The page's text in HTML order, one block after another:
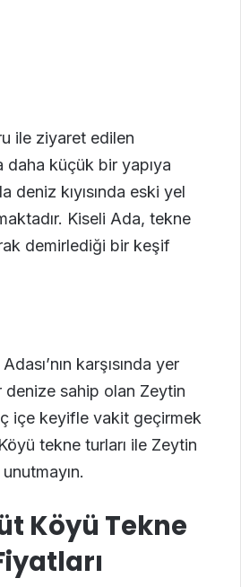
ile ziyaret edilen
daha küçük bir yapıya
deniz kıyısında eski yel
Kiseli Ada, tekne
demirlediği bir keşif
karşısında yer
denize sahip olan Zeytin
içe keyifle vakit geçirmek
tekne turları ile Zeytin
Köyü Tekne